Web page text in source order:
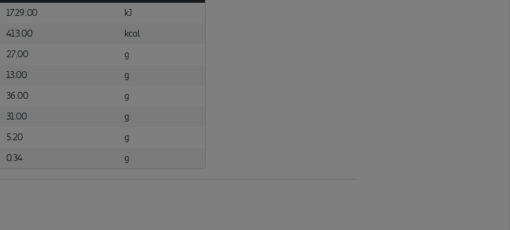
1729.00
kJ
413.00
kcal
27.00
g
13.00
g
36.00
g
31.00
g
5.20
g
0.34 g